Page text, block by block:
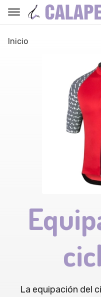
Inicio
La equipación del